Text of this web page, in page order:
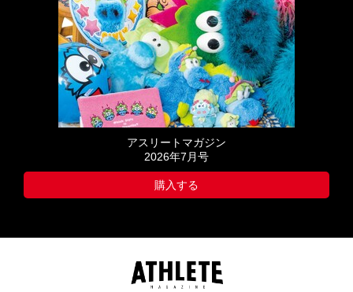
アスリートマガジン
2026年7月号
購入する